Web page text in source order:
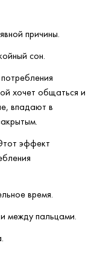
причины.
сон.
хочет общаться и
впадают в
эффект
время.
между пальцами.